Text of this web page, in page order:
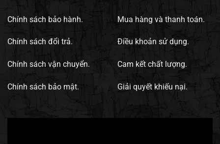
Chính sách bảo hành.
Chính sách đổi trả.
Chính sách vận chuyển.
Chính sách bảo mật.
Mua hàng và thanh toán.
Điều khoản sử dụng.
Cam kết chất lượng.
Giải quyết khiếu nại.